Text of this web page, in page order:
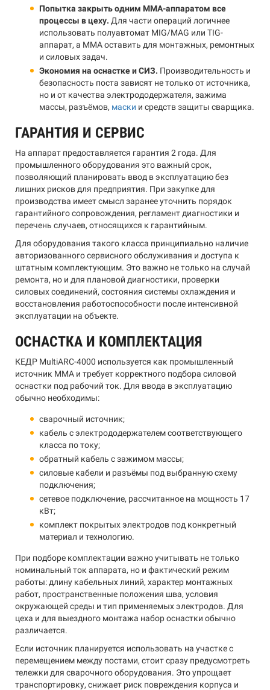
Попытка закрыть одним MMA-аппаратом все
процессы в цеху. Для части операций логичнее
использовать полуавтомат MIG/MAG или TIG-
аппарат, а MMA оставить для монтажных, ремонтных
и силовых задач.
Экономия на оснастке и СИЗ. Производительность и
безопасность поста зависят не только от источника,
но и от качества электрододержателя, зажима
массы, разъёмов, маски и средств защиты сварщика.
ГАРАНТИЯ И СЕРВИС
На аппарат предоставляется гарантия 2 года. Для
промышленного оборудования это важный срок,
позволяющий планировать ввод в эксплуатацию без
лишних рисков для предприятия. При закупке для
производства имеет смысл заранее уточнить порядок
гарантийного сопровождения, регламент диагностики и
перечень случаев, относящихся к гарантийным.
Для оборудования такого класса принципиально наличие
авторизованного сервисного обслуживания и доступа к
штатным комплектующим. Это важно не только на случай
ремонта, но и для плановой диагностики, проверки
силовых соединений, состояния системы охлаждения и
восстановления работоспособности после интенсивной
эксплуатации на объекте.
ОСНАСТКА И КОМПЛЕКТАЦИЯ
КЕДР MultiARC-4000 используется как промышленный
источник MMA и требует корректного подбора силовой
оснастки под рабочий ток. Для ввода в эксплуатацию
обычно необходимы:
сварочный источник;
кабель с электрододержателем соответствующего
класса по току;
обратный кабель с зажимом массы;
силовые кабели и разъёмы под выбранную схему
подключения;
сетевое подключение, рассчитанное на мощность 17
кВт;
комплект покрытых электродов под конкретный
материал и технологию.
При подборе комплектации важно учитывать не только
номинальный ток аппарата, но и фактический режим
работы: длину кабельных линий, характер монтажных
работ, пространственные положения шва, условия
окружающей среды и тип применяемых электродов. Для
цеха и для выездного монтажа набор оснастки обычно
различается.
Если источник планируется использовать на участке с
перемещением между постами, стоит сразу предусмотреть
тележки для сварочного оборудования. Это упрощает
транспортировку, снижает риск повреждения корпуса и